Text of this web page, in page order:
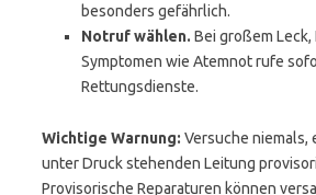
besonders gefährlich.
Notruf wählen. Bei großem Leck,
Symptomen wie Atemnot rufe
Rettungsdienste.
Wichtige Warnung: Versuche niemals,
unter Druck stehenden Leitung
Provisorische Reparaturen können